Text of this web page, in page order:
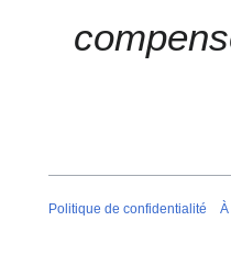
Politique de confidentialité